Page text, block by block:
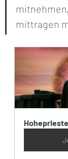
mittragen